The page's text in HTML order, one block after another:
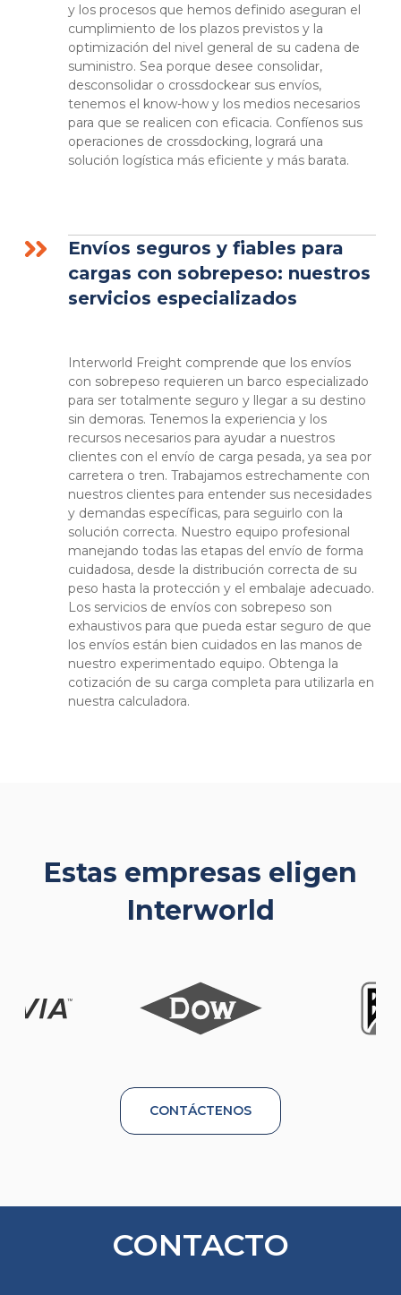
y los procesos que hemos definido aseguran el
cumplimiento de los plazos previstos y la
optimización del nivel general de su cadena de
suministro. Sea porque desee consolidar,
desconsolidar o crossdockear sus envíos,
tenemos el know-how y los medios necesarios
para que se realicen con eficacia. Confíenos sus
operaciones de crossdocking, logrará una
solución logística más eficiente y más barata.
Envíos seguros y fiables para
cargas con sobrepeso: nuestros
servicios especializados
Interworld Freight comprende que los envíos
con sobrepeso requieren un barco especializado
para ser totalmente seguro y llegar a su destino
sin demoras. Tenemos la experiencia y los
recursos necesarios para ayudar a nuestros
clientes con el envío de carga pesada, ya sea por
carretera o tren. Trabajamos estrechamente con
nuestros clientes para entender sus necesidades
y demandas específicas, para seguirlo con la
solución correcta. Nuestro equipo profesional
manejando todas las etapas del envío de forma
cuidadosa, desde la distribución correcta de su
peso hasta la protección y el embalaje adecuado.
Los servicios de envíos con sobrepeso son
exhaustivos para que pueda estar seguro de que
los envíos están bien cuidados en las manos de
nuestro experimentado equipo. Obtenga la
cotización de su carga completa para utilizarla en
nuestra calculadora.
Estas empresas eligen
Interworld
CONTÁCTENOS
CONTACTO